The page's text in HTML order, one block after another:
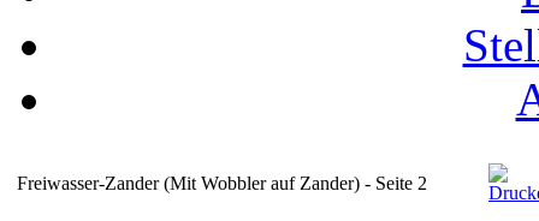
Freiwasser-Zander (Mit Wobbler auf Zander) - Seite 2